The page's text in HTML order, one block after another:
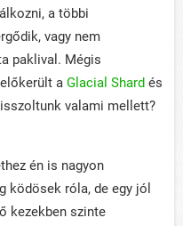
a többi
vagy nem
paklival. Mégis
a Glacial Shard és
valami mellett?
én is nagyon
róla, de egy jól
kezekben szinte